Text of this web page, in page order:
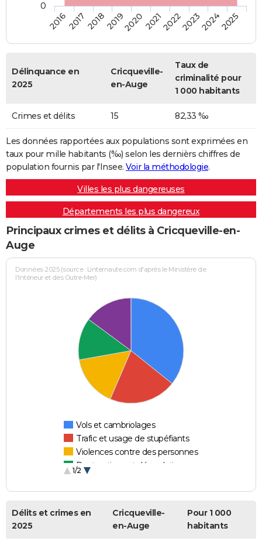
2016201720182019202020212022202320242025
0
Délinquance en
2025
Cricqueville-
en-Auge
Taux de
criminalité pour
1 000 habitants
Crimes et délits 15 82,33 ‰
Les données rapportées aux populations sont exprimées en
taux pour mille habitants (‰) selon les dernièrs chiffres de
population fournis par l'Insee. Voir la méthodologie.
Villes les plus dangereuses
Départements les plus dangereux
Principaux crimes et délits à Cricqueville-en-
Auge
Données 2025 (source : Linternaute.com d'après le Ministère de
l'Intérieur et des Outre-Mer)
Vols et cambriolages
Trafic et usage de stupéfiants
Violences contre des personnes
Destructions et dégradations
1/2
Délits et crimes en
2025
Cricqueville-
en-Auge
Pour 1 000
habitants